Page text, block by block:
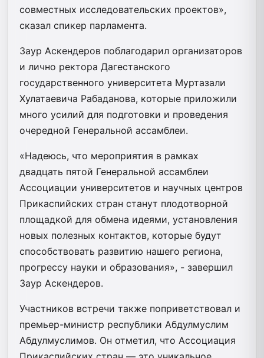
совместных исследовательских проектов»,
сказал спикер парламента.
Заур Аскендеров поблагодарил организаторов
и лично ректора Дагестанского
государственного университета Муртазали
Хулатаевича Рабаданова, которые приложили
много усилий для подготовки и проведения
очередной Генеральной ассамблеи.
«Надеюсь, что мероприятия в рамках
двадцать пятой Генеральной ассамблеи
Ассоциации университетов и научных центров
Прикаспийских стран станут плодотворной
площадкой для обмена идеями, установления
новых полезных контактов, которые будут
способствовать развитию нашего региона,
прогрессу науки и образования», - завершил
Заур Аскендеров.
Участников встречи также поприветствовал и
премьер-министр республики Абдулмуслим
Абдулмуслимов. Он отметил, что Ассоциация